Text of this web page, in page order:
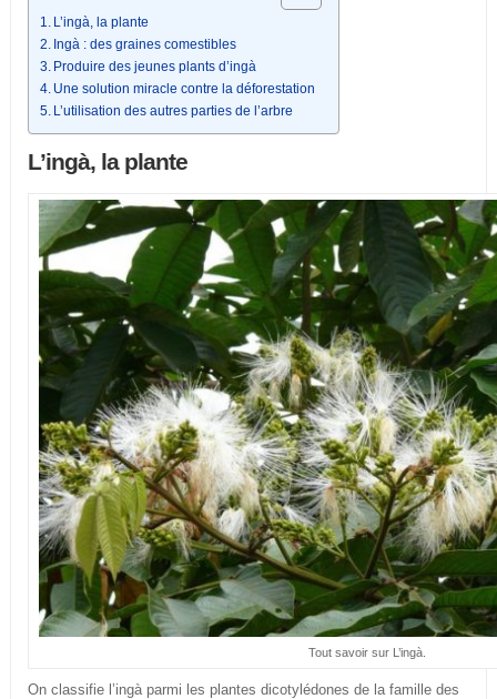
L’ingà, la plante
Ingà : des graines comestibles
Produire des jeunes plants d’ingà
Une solution miracle contre la déforestation
L’utilisation des autres parties de l’arbre
L’ingà, la plante
Tout savoir sur L’ingà.
On classifie l’ingà parmi les plantes dicotylédones de la famille des